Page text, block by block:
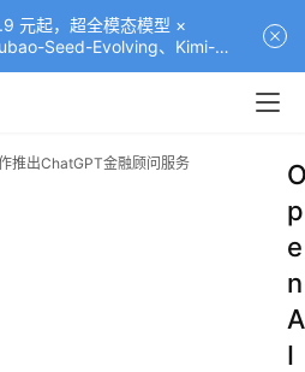
元起，超全模态模型 ×
Seed-Evolving、Kimi-
推出ChatGPT金融顾问服务
p
e
n
A
I